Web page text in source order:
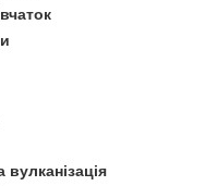
вулканізація